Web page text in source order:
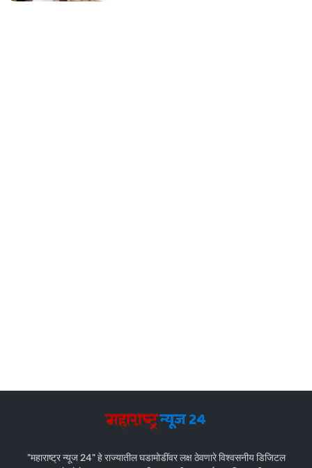
"महाराष्ट्र न्यूज 24" हे राज्यातील घडामोडींवर लक्ष ठेवणारे विश्वसनीय डिजिटल